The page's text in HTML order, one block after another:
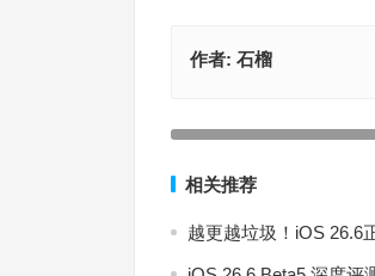
作者: 石榴
相关推荐
越更越垃圾！iOS 26.6